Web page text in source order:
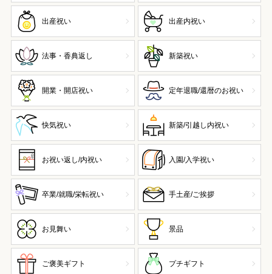
出産祝い 出産内祝い
法事・香典返し 新築祝い
開業・開店祝い 定年退職/還暦のお祝い
快気祝い 新築/引越し内祝い
お祝い返し/内祝い 入園/入学祝い
卒業/就職/栄転祝い 手土産/ご挨拶
お見舞い 景品
ご褒美ギフト プチギフト